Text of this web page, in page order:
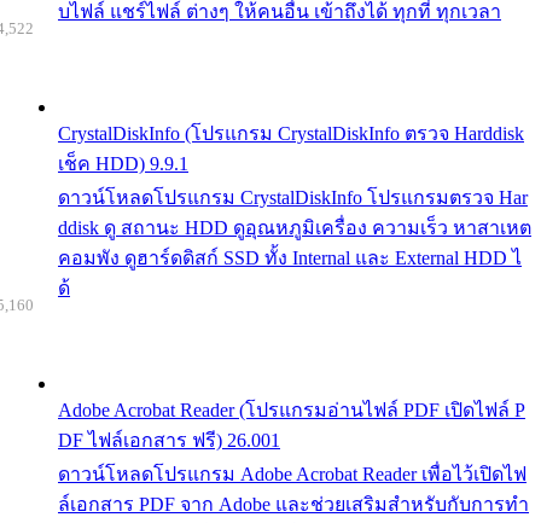
บไฟล์ แชร์ไฟล์ ต่างๆ ให้คนอื่น เข้าถึงได้ ทุกที่ ทุกเวลา
CrystalDiskInfo (โปรแกรม CrystalDiskInfo ตรวจ Harddisk
เช็ค HDD) 9.9.1
ดาวน์โหลดโปรแกรม CrystalDiskInfo โปรแกรมตรวจ Har
ddisk ดู สถานะ HDD ดูอุณหภูมิเครื่อง ความเร็ว หาสาเหต
คอมพัง ดูฮาร์ดดิสก์ SSD ทั้ง Internal และ External HDD ไ
ด้
Adobe Acrobat Reader (โปรแกรมอ่านไฟล์ PDF เปิดไฟล์ P
DF ไฟล์เอกสาร ฟรี) 26.001
ดาวน์โหลดโปรแกรม Adobe Acrobat Reader เพื่อไว้เปิดไฟ
ล์เอกสาร PDF จาก Adobe และช่วยเสริมสำหรับกับการทำ